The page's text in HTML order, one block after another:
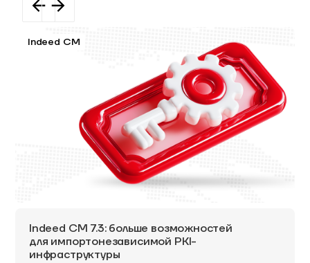
Indeed CM
Indeed CM 7.3: больше возможностей
для импортонезависимой PKI-
инфраструктуры